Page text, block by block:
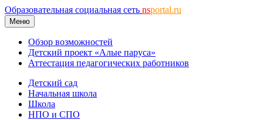
Образовательная социальная сеть nsportal.ru
Меню
Обзор возможностей
Детский проект «Алые паруса»
Аттестация педагогических работников
Детский сад
Начальная школа
Школа
НПО и СПО